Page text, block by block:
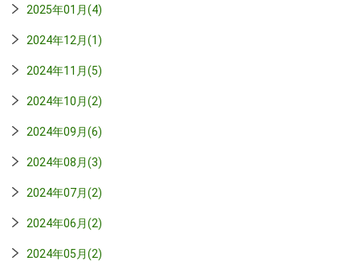
2025年01月(4)
2024年12月(1)
2024年11月(5)
2024年10月(2)
2024年09月(6)
2024年08月(3)
2024年07月(2)
2024年06月(2)
2024年05月(2)